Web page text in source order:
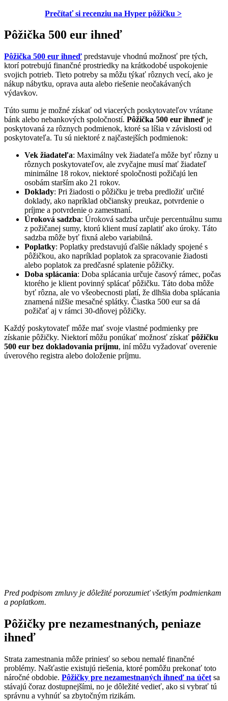
Prečítať si recenziu na Hyper pôžičku >
Pôžička 500 eur ihneď
Pôžička 500 eur ihneď predstavuje vhodnú možnosť pre tých,
ktorí potrebujú finančné prostriedky na krátkodobé uspokojenie
svojich potrieb. Tieto potreby sa môžu týkať rôznych vecí, ako je
nákup nábytku, oprava auta alebo riešenie neočakávaných
výdavkov.
Túto sumu je možné získať od viacerých poskytovateľov vrátane
bánk alebo nebankových spoločností. Pôžička 500 eur ihneď je
poskytovaná za rôznych podmienok, ktoré sa líšia v závislosti od
poskytovateľa. Tu sú niektoré z najčastejších podmienok:
Vek žiadateľa: Maximálny vek žiadateľa môže byť rôzny u
rôznych poskytovateľov, ale zvyčajne musí mať žiadateľ
minimálne 18 rokov, niektoré spoločnosti požičajú len
osobám starším ako 21 rokov.
Doklady: Pri žiadosti o pôžičku je treba predložiť určité
doklady, ako napríklad občiansky preukaz, potvrdenie o
príjme a potvrdenie o zamestnaní.
Úroková sadzba: Úroková sadzba určuje percentuálnu sumu
z požičanej sumy, ktorú klient musí zaplatiť ako úroky. Táto
sadzba môže byť fixná alebo variabilná.
Poplatky: Poplatky predstavujú ďalšie náklady spojené s
pôžičkou, ako napríklad poplatok za spracovanie žiadosti
alebo poplatok za predčasné splatenie pôžičky.
Doba splácania: Doba splácania určuje časový rámec, počas
ktorého je klient povinný splácať pôžičku. Táto doba môže
byť rôzna, ale vo všeobecnosti platí, že dlhšia doba splácania
znamená nižšie mesačné splátky. Čiastka 500 eur sa dá
požičať aj v rámci 30-dňovej pôžičky.
Každý poskytovateľ môže mať svoje vlastné podmienky pre
získanie pôžičky. Niektorí môžu ponúkať možnosť získať pôžičku
500 eur bez dokladovania príjmu, iní môžu vyžadovať overenie
úverového registra alebo doloženie príjmu.
Pred podpisom zmluvy je dôležité porozumieť všetkým podmienkam
a poplatkom.
Pôžičky pre nezamestnaných, peniaze
ihneď
Strata zamestnania môže priniesť so sebou nemalé finančné
problémy. Našťastie existujú riešenia, ktoré pomôžu prekonať toto
náročné obdobie. Pôžičky pre nezamestnaných ihneď na účet sa
stávajú čoraz dostupnejšími, no je dôležité vedieť, ako si vybrať tú
správnu a vyhnúť sa zbytočným rizikám.